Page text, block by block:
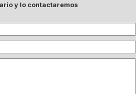
y lo contactaremos